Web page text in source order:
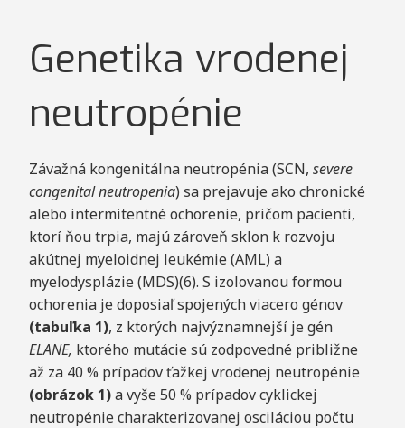
Genetika vrodenej
neutropénie
Závažná kongenitálna neutropénia (SCN, severe
congenital neutropenia) sa prejavuje ako chronické
alebo intermitentné ochorenie, pričom pacienti,
ktorí ňou trpia, majú zároveň sklon k rozvoju
akútnej myeloidnej leukémie (AML) a
myelodysplázie (MDS)(6). S izolovanou formou
ochorenia je doposiaľ spojených viacero génov
(tabuľka 1), z ktorých najvýznamnejší je gén
ELANE, ktorého mutácie sú zodpovedné približne
až za 40 % prípadov ťažkej vrodenej neutropénie
(obrázok 1)a vyše 50 % prípadov cyklickej
neutropénie charakterizovanej osciláciou počtu